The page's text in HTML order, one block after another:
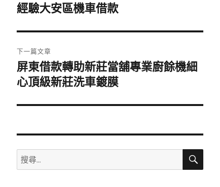
導
覽
一
文
章:
經驗大安區機車借款
下一篇文章
下
一
文
屏東借款轉助新莊當舖專業廚餘機細
心頂級新莊洗車鍍膜
搜
尋
搜